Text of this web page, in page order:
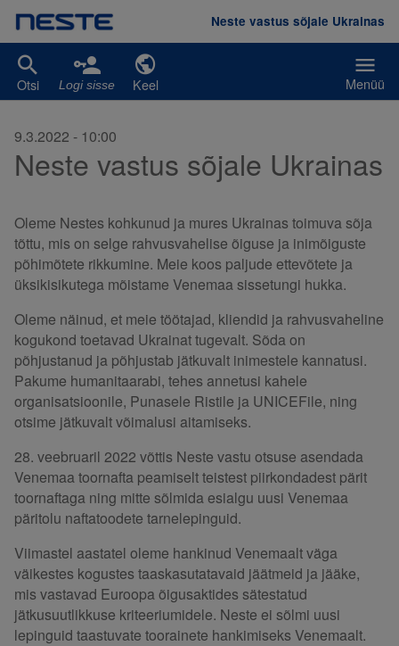
Liigu edasi põhisisu juurde
Menüü
Neste vastus sõjale Ukrainas
Otsi Logi sisse Keel
9.3.2022 - 10:00
Neste vastus sõjale Ukrainas
Oleme Nestes kohkunud ja mures Ukrainas toimuva sõja
tõttu, mis on selge rahvusvahelise õiguse ja inimõiguste
põhimõtete rikkumine. Meie koos paljude ettevõtete ja
üksikisikutega mõistame Venemaa sissetungi hukka.
Oleme näinud, et meie töötajad, kliendid ja rahvusvaheline
kogukond toetavad Ukrainat tugevalt. Sõda on
põhjustanud ja põhjustab jätkuvalt inimestele kannatusi.
Pakume humanitaarabi, tehes annetusi kahele
organisatsioonile, Punasele Ristile ja UNICEFile, ning
otsime jätkuvalt võimalusi aitamiseks.
28. veebruaril 2022 võttis Neste vastu otsuse asendada
Venemaa toornafta peamiselt teistest piirkondadest pärit
toornaftaga ning mitte sõlmida esialgu uusi Venemaa
päritolu naftatoodete tarnelepinguid.
Viimastel aastatel oleme hankinud Venemaalt väga
väikestes kogustes taaskasutatavaid jäätmeid ja jääke,
mis vastavad Euroopa õigusaktides sätestatud
jätkusuutlikkuse kriteeriumidele. Neste ei sõlmi uusi
lepinguid taastuvate toorainete hankimiseks Venemaalt.